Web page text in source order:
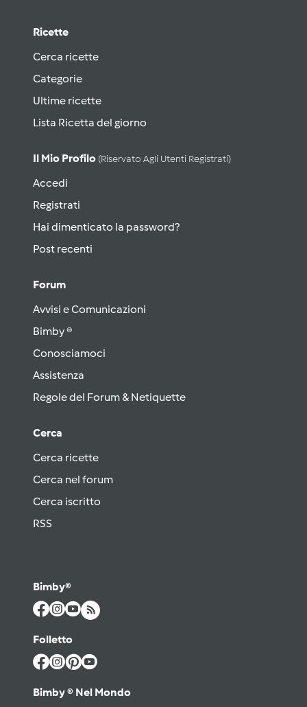
Ricette
Cerca ricette
Categorie
Ultime ricette
Lista Ricetta del giorno
Il Mio Profilo (riservato Agli Utenti Registrati)
Accedi
Registrati
Hai dimenticato la password?
Post recenti
Forum
Avvisi e Comunicazioni
Bimby ®
Conosciamoci
Assistenza
Regole del Forum & Netiquette
Cerca
Cerca ricette
Cerca nel forum
Cerca iscritto
RSS
Bimby®
Folletto
Bimby ® Nel Mondo